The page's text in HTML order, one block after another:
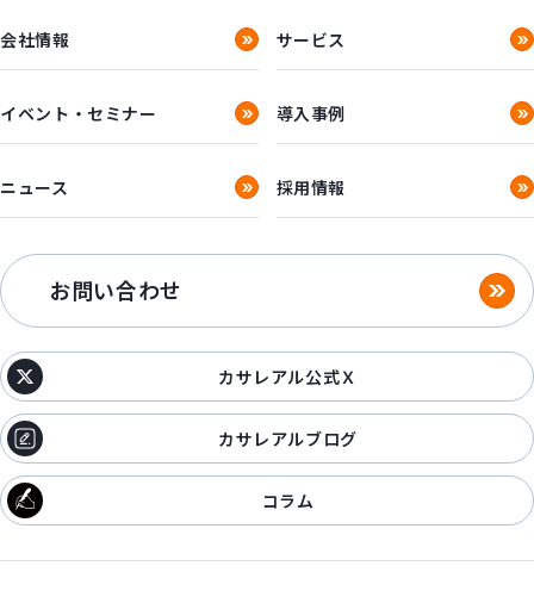
会社情報 サービス
イベント・セミナー 導入事例
ニュース 採用情報
お問い合わせ
カサレアル公式Ｘ
カサレアルブログ
コラム